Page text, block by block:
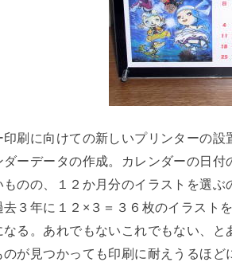
印刷に向けての新しいプリンターの
ダーデータの作成。カレンダーの日
ものの、１２か月分のイラストを選
去３年に１２×３＝３６枚のイラスト
なる。あれでもないこれでもない、
のが見つかっても印刷に耐えうるほ